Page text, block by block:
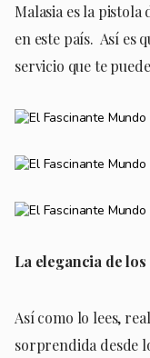
Malasia es la pistola
en este país. Así es
servicio que te
La elegancia de
Así como lo lees,
sorprendida desde